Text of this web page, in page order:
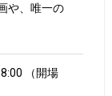
や、唯一の
（開場